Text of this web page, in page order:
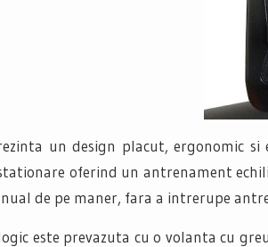
un design placut, ergonomic
oferind un antrenament
de pe maner, fara a intrerupe
este prevazuta cu o volanta cu